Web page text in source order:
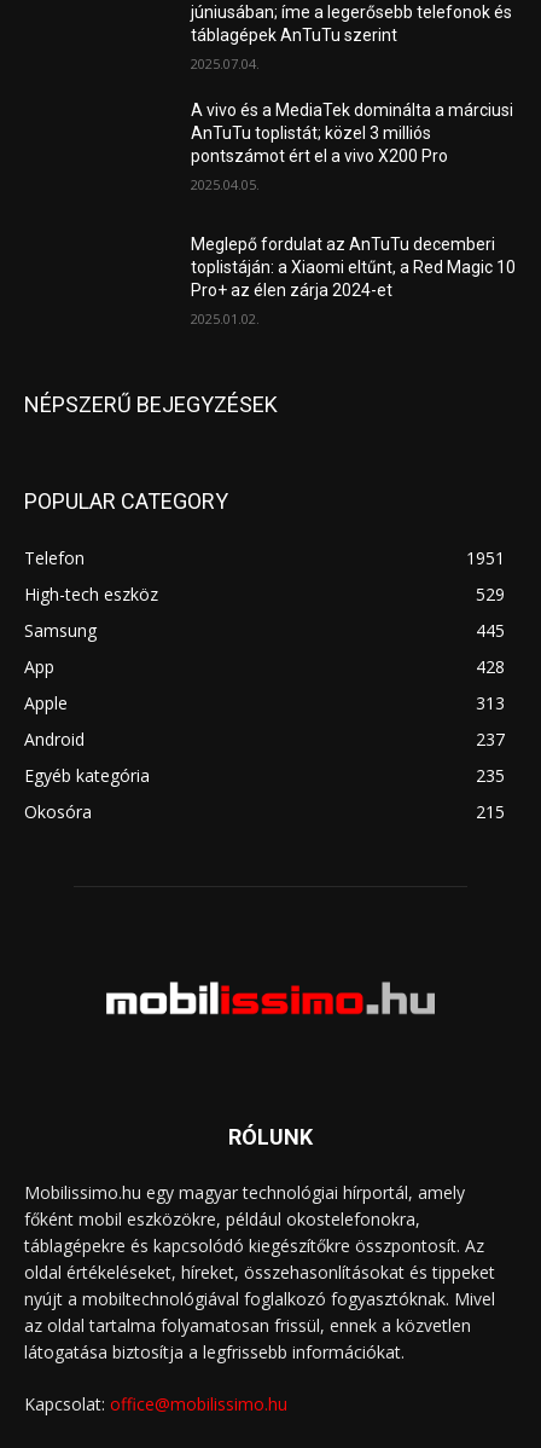
júniusában; íme a legerősebb telefonok és
táblagépek AnTuTu szerint
2025.07.04.
A vivo és a MediaTek dominálta a márciusi
AnTuTu toplistát; közel 3 milliós
pontszámot ért el a vivo X200 Pro
2025.04.05.
Meglepő fordulat az AnTuTu decemberi
toplistáján: a Xiaomi eltűnt, a Red Magic 10
Pro+ az élen zárja 2024-et
2025.01.02.
NÉPSZERŰ BEJEGYZÉSEK
POPULAR CATEGORY
Telefon
1951
High-tech eszköz
529
Samsung
445
App
428
Apple
313
Android
237
Egyéb kategória
235
Okosóra
215
RÓLUNK
Mobilissimo.hu egy magyar technológiai hírportál, amely
főként mobil eszközökre, például okostelefonokra,
táblagépekre és kapcsolódó kiegészítőkre összpontosít. Az
oldal értékeléseket, híreket, összehasonlításokat és tippeket
nyújt a mobiltechnológiával foglalkozó fogyasztóknak. Mivel
az oldal tartalma folyamatosan frissül, ennek a közvetlen
látogatása biztosítja a legfrissebb információkat.
Kapcsolat: office@mobilissimo.hu